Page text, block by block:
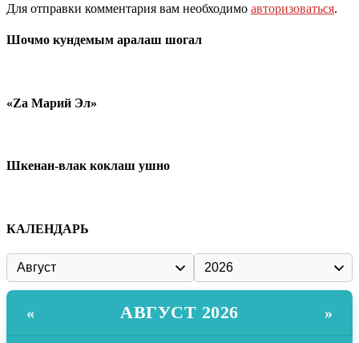
Для отправки комментария вам необходимо авторизоваться.
Шочмо кундемым аралаш шогал
«Zа Марий Эл»
Шкенан-влак коклаш ушно
КАЛЕНДАРЬ
« АВГУСТ 2026 »